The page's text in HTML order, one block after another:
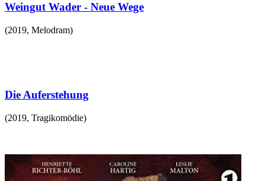
Weingut Wader - Neue Wege
(2019, Melodram)
Die Auferstehung
(2019, Tragikomödie)